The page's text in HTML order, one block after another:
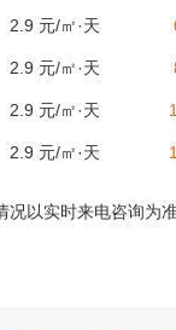
2.9 元/㎡·天
2.9 元/㎡·天
2.9 元/㎡·天
2.9 元/㎡·天
况以实时来电咨询为